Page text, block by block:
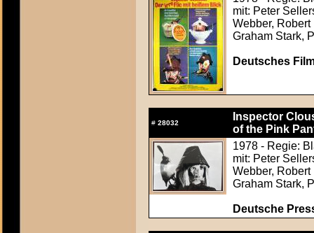
mit: Peter
Webber,
Graham Stark,
Deutsches
# 28032
Inspector
of the Pink
1978 - Regie:
mit: Peter
Webber,
Graham Stark,
Deutsche